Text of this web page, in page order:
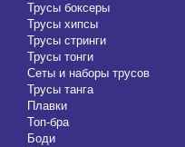
Трусы боксеры
Трусы хипсы
Трусы стринги
Трусы тонги
Сеты и наборы трусов
Трусы танга
Плавки
Топ-бра
Боди